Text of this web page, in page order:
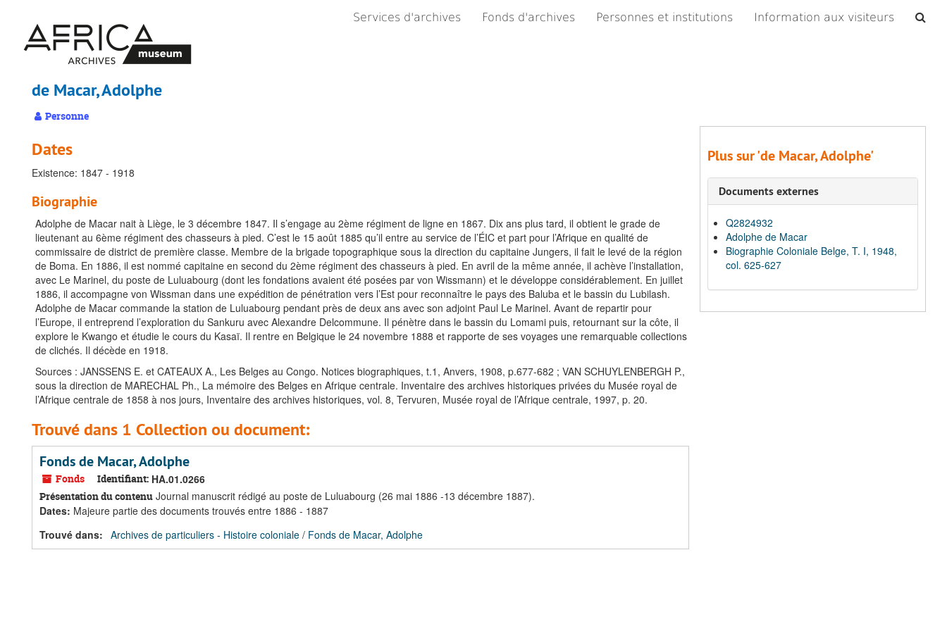
contenu
principal
Services d'archives Fonds d'archives Personnes et institutions Information aux visiteurs
de Macar, Adolphe
Personne
Dates
Existence: 1847 - 1918
Biographie
Adolphe de Macar nait à Liège, le 3 décembre 1847. Il s’engage au 2ème régiment de ligne en 1867. Dix ans plus tard, il obtient le grade de
lieutenant au 6ème régiment des chasseurs à pied. C’est le 15 août 1885 qu’il entre au service de l’ÉIC et part pour l’Afrique en qualité de
commissaire de district de première classe. Membre de la brigade topographique sous la direction du capitaine Jungers, il fait le levé de la région
de Boma. En 1886, il est nommé capitaine en second du 2ème régiment des chasseurs à pied. En avril de la même année, il achève l’installation,
avec Le Marinel, du poste de Luluabourg (dont les fondations avaient été posées par von Wissmann) et le développe considérablement. En juillet
1886, il accompagne von Wissman dans une expédition de pénétration vers l’Est pour reconnaître le pays des Baluba et le bassin du Lubilash.
Adolphe de Macar commande la station de Luluabourg pendant près de deux ans avec son adjoint Paul Le Marinel. Avant de repartir pour
l’Europe, il entreprend l’exploration du Sankuru avec Alexandre Delcommune. Il pénètre dans le bassin du Lomami puis, retournant sur la côte, il
explore le Kwango et étudie le cours du Kasaï. Il rentre en Belgique le 24 novembre 1888 et rapporte de ses voyages une remarquable collections
de clichés. Il décède en 1918.
Sources : JANSSENS E. et CATEAUX A., Les Belges au Congo. Notices biographiques, t.1, Anvers, 1908, p.677-682 ; VAN SCHUYLENBERGH P.,
sous la direction de MARECHAL Ph., La mémoire des Belges en Afrique centrale. Inventaire des archives historiques privées du Musée royal de
l’Afrique centrale de 1858 à nos jours, Inventaire des archives historiques, vol. 8, Tervuren, Musée royal de l’Afrique centrale, 1997, p. 20.
Trouvé dans 1 Collection ou document:
Fonds de Macar, Adolphe
Fonds Identifiant: HA.01.0266
Présentation du contenu Journal manuscrit rédigé au poste de Luluabourg (26 mai 1886 -13 décembre 1887).
Dates: Majeure partie des documents trouvés entre 1886 - 1887
Trouvé dans: Archives de particuliers - Histoire coloniale / Fonds de Macar, Adolphe
Plus sur 'de Macar, Adolphe'
Documents externes
Q2824932
Adolphe de Macar
Biographie Coloniale Belge, T. I, 1948,
col. 625-627